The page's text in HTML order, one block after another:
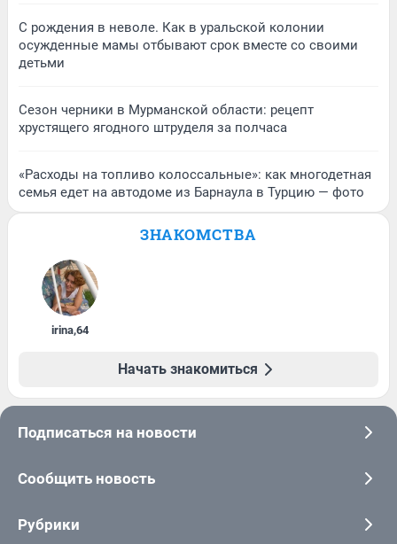
С рождения в неволе. Как в уральской колонии
осужденные мамы отбывают срок вместе со своими
детьми
Сезон черники в Мурманской области: рецепт
хрустящего ягодного штруделя за полчаса
«Расходы на топливо колоссальные»: как многодетная
семья едет на автодоме из Барнаула в Турцию — фото
ЗНАКОМСТВА
irina,64
Начать знакомиться
Подписаться на новости
Сообщить новость
Рубрики